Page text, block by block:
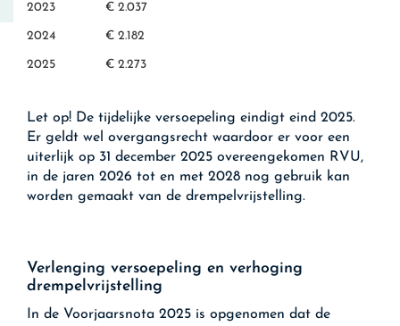
2023 € 2.037
2024 € 2.182
2025 € 2.273
Let op! De tijdelijke versoepeling eindigt eind 2025.
Er geldt wel overgangsrecht waardoor er voor een
uiterlijk op 31 december 2025 overeengekomen RVU,
in de jaren 2026 tot en met 2028 nog gebruik kan
worden gemaakt van de drempelvrijstelling.
Verlenging versoepeling en verhoging
drempelvrijstelling
In de Voorjaarsnota 2025 is opgenomen dat de